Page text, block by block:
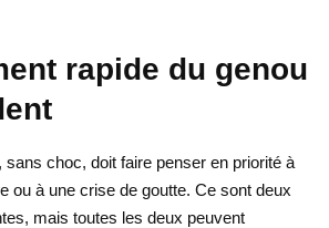
rapide du genou
sans choc, doit faire penser en priorité à
ou à une crise de goutte. Ce sont deux
mais toutes les deux peuvent